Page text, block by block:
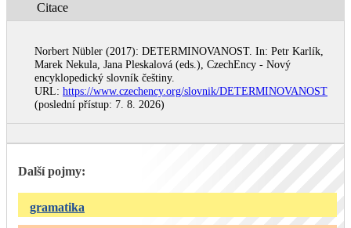
Citace
Norbert Nübler (2017): DETERMINOVANOST. In: Petr Karlík,
Marek Nekula, Jana Pleskalová (eds.), CzechEncy - Nový
encyklopedický slovník češtiny.
URL: https://www.czechency.org/slovnik/DETERMINOVANOST
(poslední přístup: 7. 8. 2026)
Další pojmy:
gramatika